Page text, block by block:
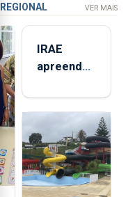
REGIONAL VER MAIS
IRAE
apreendeu
toneladas
de
alimentos
entre
2021 e
2025 nos